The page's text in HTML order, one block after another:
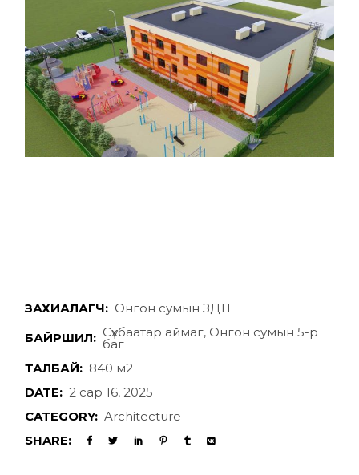
ЗАХИАЛАГЧ: Онгон сумын ЗДТГ
БАЙРШИЛ: Сүхбаатар аймаг, Онгон сумын 5-р
баг
ТАЛБАЙ: 840 м2
DATE: 2 сар 16, 2025
CATEGORY: Architecture
SHARE: